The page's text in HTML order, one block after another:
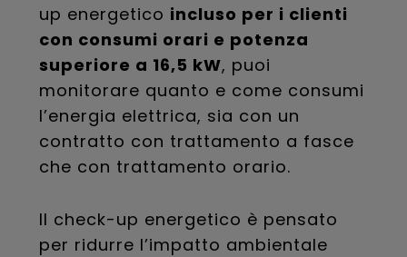
up energetico incluso per i clienti
con consumi orari e potenza
superiore a 16,5 kW, puoi
monitorare quanto e come consumi
l’energia elettrica, sia con un
contratto con trattamento a fasce
che con trattamento orario.
Il check-up energetico è pensato
per ridurre l’impatto ambientale